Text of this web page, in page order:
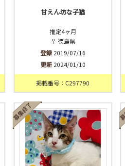
甘えん坊な子猫
推定4ヶ月
♀ 徳島県
登録2019/07/16
更新2024/01/10
掲載番号：C297790